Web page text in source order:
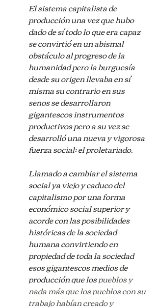
El sistema capitalista de
producción una vez que hubo
dado de sí todo lo que era capaz
se convirtió en un abismal
obstáculo al progreso de la
humanidad pero la burguesía
desde su origen llevaba en sí
misma su contrario en sus
senos se desarrollaron
gigantescos instrumentos
productivos pero a su vez se
desarrolló una nueva y vigorosa
fuerza social: el proletariado.
Llamado a cambiar el sistema
social ya viejo y caduco del
capitalismo por una forma
económico social superior y
acorde con las posibilidades
históricas de la sociedad
humana convirtiendo en
propiedad de toda la sociedad
esos gigantescos medios de
producción que los pueblos y
nada más que los pueblos con su
trabajo habían creado y